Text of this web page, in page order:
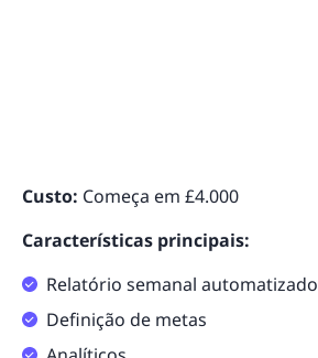
Custo: Começa em £4.000
Características principais:
Relatório semanal automatizado
Definição de metas